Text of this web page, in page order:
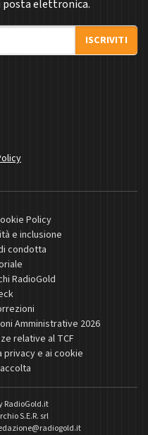
elettronica.
ISCRIVITI
Policy
e inclusione
condotta
RadioGold
Amministrative 2026
relative al TCF
privacy e ai cookie
RadioGold.it
S.E.R. srl